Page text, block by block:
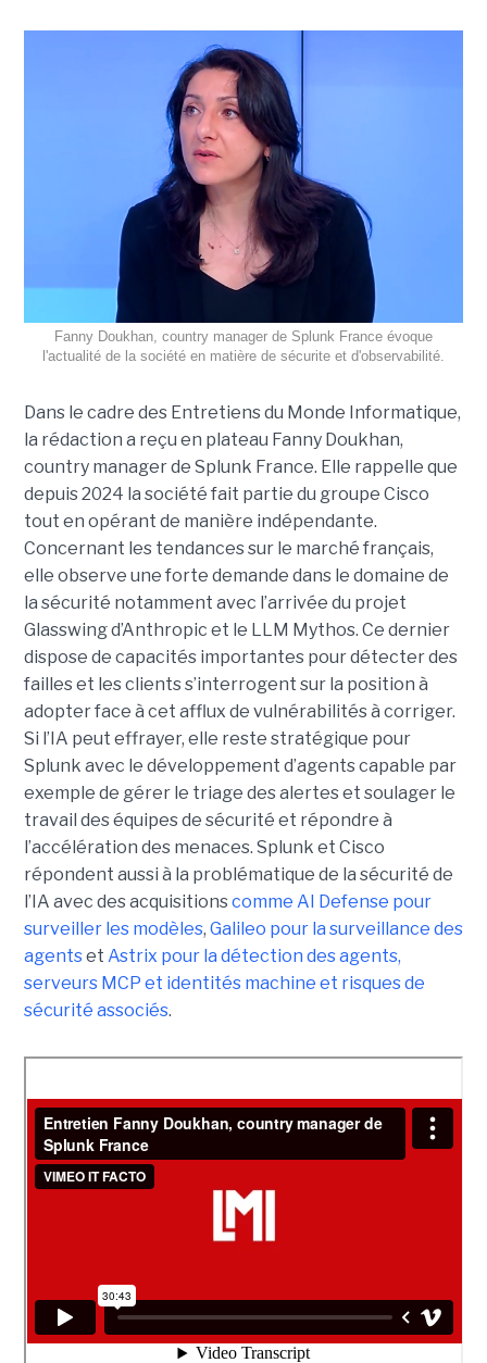
Fanny Doukhan, country manager de Splunk France évoque
l'actualité de la société en matière de sécurite et d'observabilité.
Dans le cadre des Entretiens du Monde Informatique,
la rédaction a reçu en plateau Fanny Doukhan,
country manager de Splunk France. Elle rappelle que
depuis 2024 la société fait partie du groupe Cisco
tout en opérant de manière indépendante.
Concernant les tendances sur le marché français,
elle observe une forte demande dans le domaine de
la sécurité notamment avec l’arrivée du projet
Glasswing d’Anthropic et le LLM Mythos. Ce dernier
dispose de capacités importantes pour détecter des
failles et les clients s’interrogent sur la position à
adopter face à cet afflux de vulnérabilités à corriger.
Si l’IA peut effrayer, elle reste stratégique pour
Splunk avec le développement d’agents capable par
exemple de gérer le triage des alertes et soulager le
travail des équipes de sécurité et répondre à
l’accélération des menaces. Splunk et Cisco
répondent aussi à la problématique de la sécurité de
l’IA avec des acquisitionscomme AI Defense pour
surveiller les modèles, Galileo pour la surveillance des
agentset Astrix pour la détection des agents,
serveurs MCP et identités machine et risques de
sécurité associés.